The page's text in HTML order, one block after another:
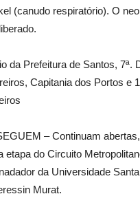
(canudo respiratório). O
da Prefeitura de Santos, 7ª.
Capitania dos Portos e
– Continuam
etapa do Circuito
da Universidade
Murat.